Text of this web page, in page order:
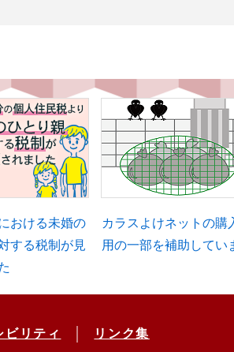
おける未婚の
する税制が見
カラスよけネットの購
用の一部を補助してい
ビリティ リンク集